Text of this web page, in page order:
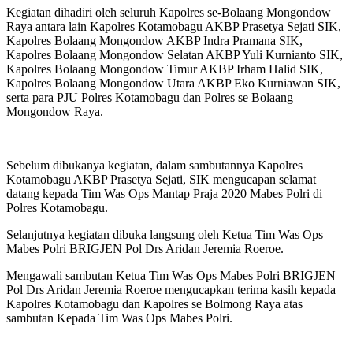
Kegiatan dihadiri oleh seluruh Kapolres se-Bolaang Mongondow
Raya antara lain Kapolres Kotamobagu AKBP Prasetya Sejati SIK,
Kapolres Bolaang Mongondow AKBP Indra Pramana SIK,
Kapolres Bolaang Mongondow Selatan AKBP Yuli Kurnianto SIK,
Kapolres Bolaang Mongondow Timur AKBP Irham Halid SIK,
Kapolres Bolaang Mongondow Utara AKBP Eko Kurniawan SIK,
serta para PJU Polres Kotamobagu dan Polres se Bolaang
Mongondow Raya.
Sebelum dibukanya kegiatan, dalam sambutannya Kapolres
Kotamobagu AKBP Prasetya Sejati, SIK mengucapan selamat
datang kepada Tim Was Ops Mantap Praja 2020 Mabes Polri di
Polres Kotamobagu.
Selanjutnya kegiatan dibuka langsung oleh Ketua Tim Was Ops
Mabes Polri BRIGJEN Pol Drs Aridan Jeremia Roeroe.
Mengawali sambutan Ketua Tim Was Ops Mabes Polri BRIGJEN
Pol Drs Aridan Jeremia Roeroe mengucapkan terima kasih kepada
Kapolres Kotamobagu dan Kapolres se Bolmong Raya atas
sambutan Kepada Tim Was Ops Mabes Polri.